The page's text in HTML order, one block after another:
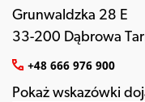
Grunwaldzka 28 E
33-200 Dąbrowa
+48 666 976 900
Pokaż wskazówki